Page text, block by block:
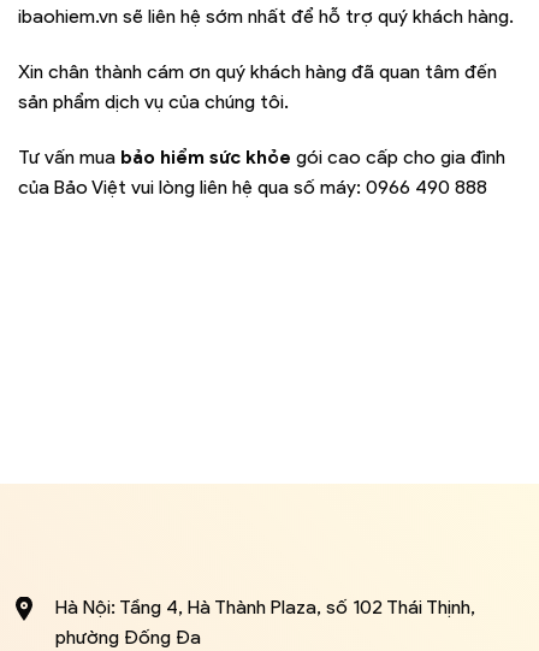
ibaohiem.vn sẽ liên hệ sớm nhất để hỗ trợ quý khách hàng.
Xin chân thành cám ơn quý khách hàng đã quan tâm đến
sản phẩm dịch vụ của chúng tôi.
Tư vấn mua bảo hiểm sức khỏe gói cao cấp cho gia đình
của Bảo Việt vui lòng liên hệ qua số máy: 0966 490 888
Hà Nội: Tầng 4, Hà Thành Plaza, số 102 Thái Thịnh,
phường Đống Đa